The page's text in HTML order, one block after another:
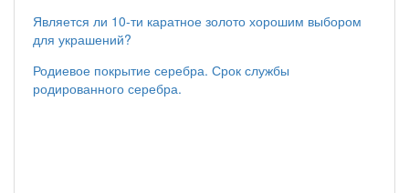
Является ли 10-ти каратное золото хорошим выбором
для украшений?
Родиевое покрытие серебра. Срок службы
родированного серебра.